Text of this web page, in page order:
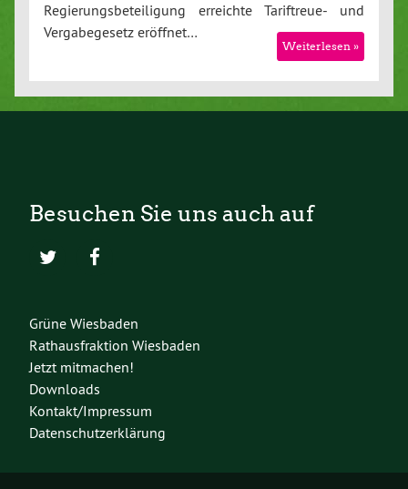
Regierungsbeteiligung erreichte Tariftreue- und
Vergabegesetz eröffnet…
Weiterlesen »
Besuchen Sie uns auch auf
Grüne Wiesbaden
Rathausfraktion Wiesbaden
Jetzt mitmachen!
Downloads
Kontakt/Impressum
Datenschutzerklärung